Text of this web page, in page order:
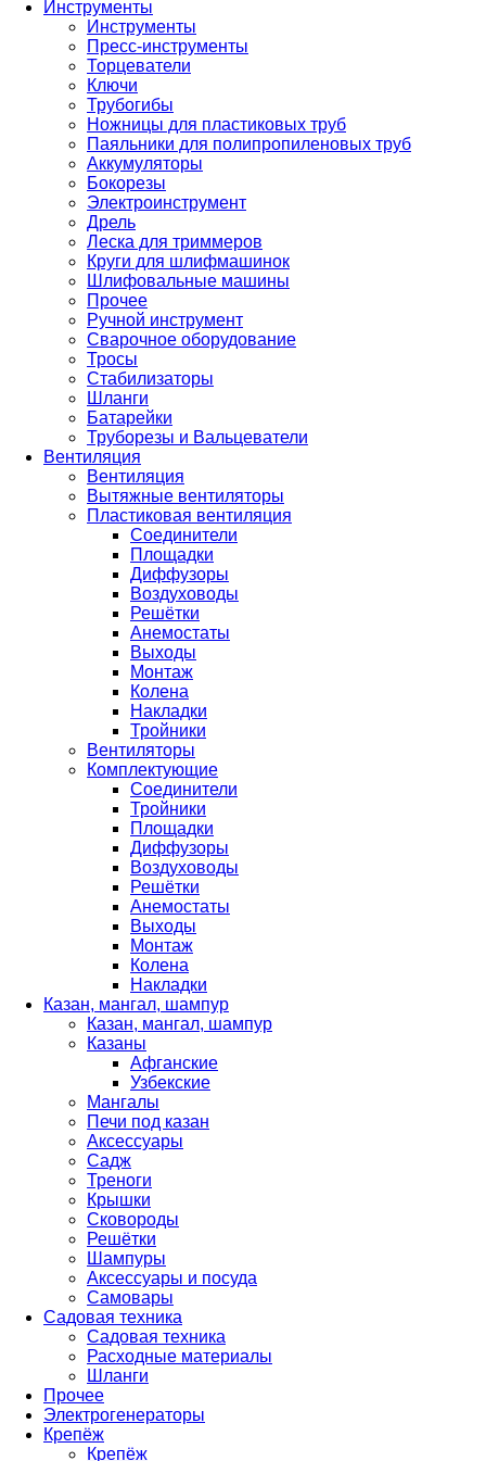
Инструменты
Инструменты
Пресс-инструменты
Торцеватели
Ключи
Трубогибы
Ножницы для пластиковых труб
Паяльники для полипропиленовых труб
Аккумуляторы
Бокорезы
Электроинструмент
Дрель
Леска для триммеров
Круги для шлифмашинок
Шлифовальные машины
Прочее
Ручной инструмент
Сварочное оборудование
Тросы
Стабилизаторы
Шланги
Батарейки
Труборезы и Вальцеватели
Вентиляция
Вентиляция
Вытяжные вентиляторы
Пластиковая вентиляция
Соединители
Площадки
Диффузоры
Воздуховоды
Решётки
Анемостаты
Выходы
Монтаж
Колена
Накладки
Тройники
Вентиляторы
Комплектующие
Соединители
Тройники
Площадки
Диффузоры
Воздуховоды
Решётки
Анемостаты
Выходы
Монтаж
Колена
Накладки
Казан, мангал, шампур
Казан, мангал, шампур
Казаны
Афганские
Узбекские
Мангалы
Печи под казан
Аксессуары
Садж
Треноги
Крышки
Сковороды
Решётки
Шампуры
Аксессуары и посуда
Самовары
Садовая техника
Садовая техника
Расходные материалы
Шланги
Прочее
Электрогенераторы
Крепёж
Крепёж